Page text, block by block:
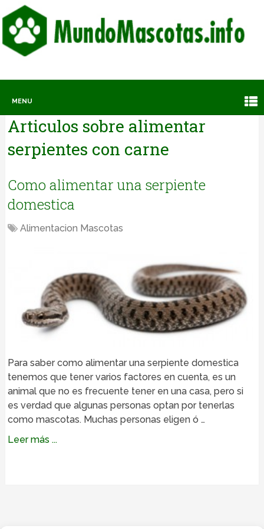
MENU
Articulos sobre alimentar
serpientes con carne
Como alimentar una serpiente
domestica
Alimentacion Mascotas
Para saber como alimentar una serpiente domestica
tenemos que tener varios factores en cuenta, es un
animal que no es frecuente tener en una casa, pero si
es verdad que algunas personas optan por tenerlas
como mascotas. Muchas personas eligen ó …
Leer más ...